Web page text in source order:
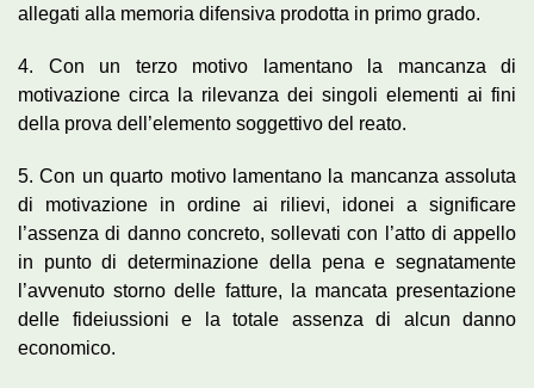
allegati alla memoria difensiva prodotta in primo grado.
4. Con un terzo motivo lamentano la mancanza di
motivazione circa la rilevanza dei singoli elementi ai fini
della prova dell’elemento soggettivo del reato.
5. Con un quarto motivo lamentano la mancanza assoluta
di motivazione in ordine ai rilievi, idonei a significare
l’assenza di danno concreto, sollevati con l’atto di appello
in punto di determinazione della pena e segnatamente
l’avvenuto storno delle fatture, la mancata presentazione
delle fideiussioni e la totale assenza di alcun danno
economico.